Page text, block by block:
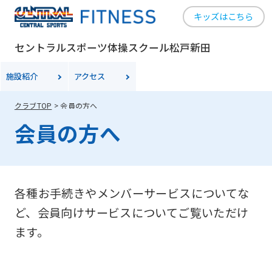
キッズはこちら
セントラルスポーツ体操スクール松戸新田
施設紹介 アクセス
クラブTOP 会員の方へ
会員の方へ
各種お手続きやメンバーサービスについてな
ど、会員向けサービスについてご覧いただけ
ます。